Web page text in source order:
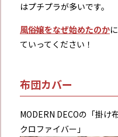
はプチプラが多いです。
風俗嬢をなぜ始めたのか
ていってください！
布団カバー
MODERN DECOの「掛け
クロファイバー」